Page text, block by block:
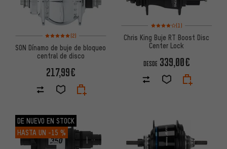
Valoración media: 5 de 5 basada en 2 reseñas
(2)
SON Dínamo de buje de bloqueo
central de disco
217,99€
Valoración media: 4 de 5
(1)
Chris King Buje RT Boost Disc
Center Lock
DESDE 339,00€
DE NUEVO EN STOCK
HASTA UN -15 %